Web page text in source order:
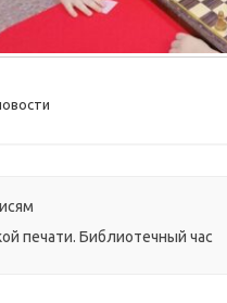
печати. Библиотечный час